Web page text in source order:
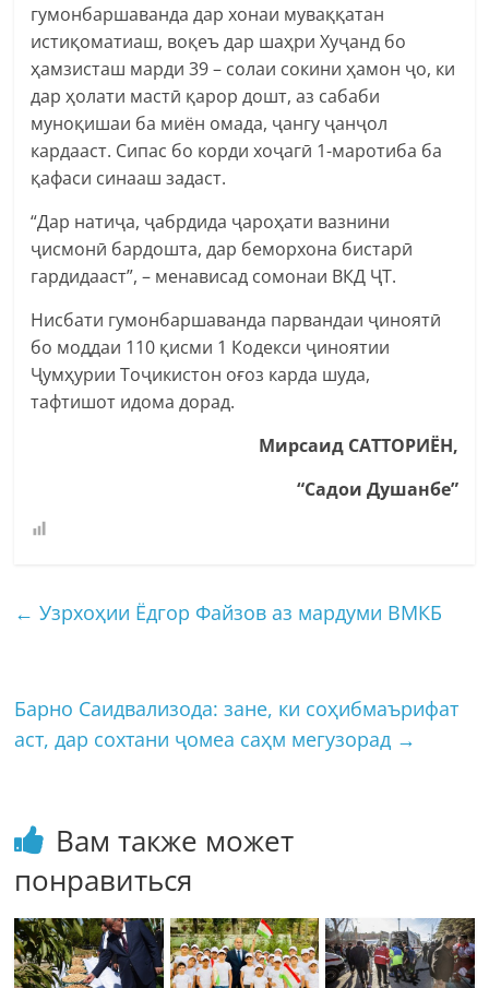
гумонбаршаванда дар хонаи муваққатан
истиқоматиаш, воқеъ дар шаҳри Хуҷанд бо
ҳамзисташ марди 39 – солаи сокини ҳамон ҷо, ки
дар ҳолати мастӣ қарор дошт, аз сабаби
муноқишаи ба миён омада, ҷангу ҷанҷол
кардааст. Сипас бо корди хоҷагӣ 1-маротиба ба
қафаси синааш задаст.
“Дар натиҷа, ҷабрдида ҷароҳати вазнини
ҷисмонӣ бардошта, дар беморхона бистарӣ
гардидааст”, – менависад сомонаи ВКД ҶТ.
Нисбати гумонбаршаванда парвандаи ҷиноятӣ
бо моддаи 110 қисми 1 Кодекси ҷиноятии
Ҷумҳурии Тоҷикистон оғоз карда шуда,
тафтишот идома дорад.
Мирсаид САТТОРИЁН,
“Садои Душанбе”
← Узрхоҳии Ёдгор Файзов аз мардуми ВМКБ
Барно Саидвализода: зане, ки соҳибмаърифат
аст, дар сохтани ҷомеа саҳм мегузорад →
Вам также может
понравиться